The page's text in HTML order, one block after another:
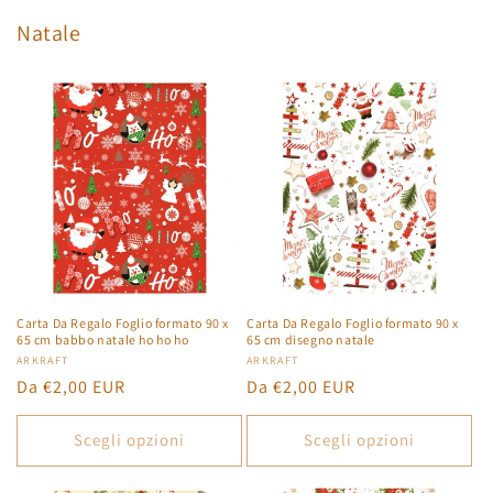
Natale
Carta Da Regalo Foglio formato 90 x
65 cm babbo natale ho ho ho
Produttore:
ARKRAFT
Prezzo
di
Da €2,00 EUR
Scegli opzioni
Carta Da Regalo Foglio formato 90 x
65 cm disegno natale
Produttore:
ARKRAFT
Prezzo
di
Da €2,00 EUR
Scegli opzioni